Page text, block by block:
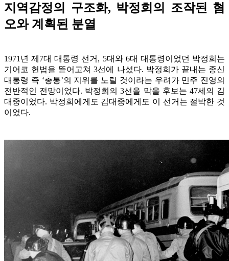
지역감정의 구조화, 박정희의 조작된 혐
오와 계획된 분열
1971년 제7대 대통령 선거, 5대와 6대 대통령이었던 박정희는
기어코 헌법을 뜯어고쳐 3선에 나섰다. 박정희가 끝내는 종신
대통령 즉 ‘총통’의 지위를 노릴 것이라는 우려가 민주 진영의
전반적인 전망이었다. 박정희의 3선을 막을 후보는 47세의 김
대중이었다. 박정희에게도 김대중에게도 이 선거는 절박한 것
이었다.